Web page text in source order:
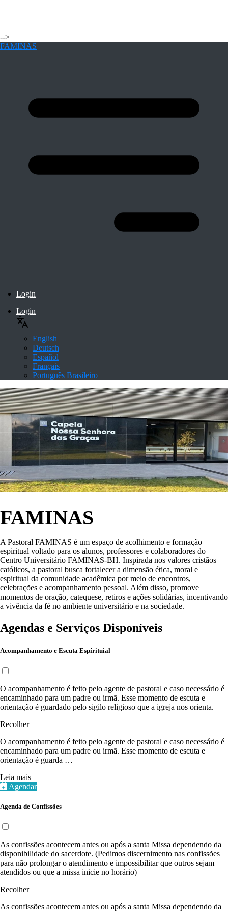
-->
FAMINAS
Login
Login
English
Deutsch
Español
Français
Português Brasileiro
FAMINAS
A Pastoral FAMINAS é um espaço de acolhimento e formação
espiritual voltado para os alunos, professores e colaboradores do
Centro Universitário FAMINAS-BH. Inspirada nos valores cristãos
católicos, a pastoral busca fortalecer a dimensão ética, moral e
espiritual da comunidade acadêmica por meio de encontros,
celebrações e acompanhamento pessoal. Além disso, promove
momentos de oração, catequese, retiros e ações solidárias, incentivando
a vivência da fé no ambiente universitário e na sociedade.
Agendas e Serviços Disponíveis
Acompanhamento e Escuta Espírituial
O acompanhamento é feito pelo agente de pastoral e caso necessário é
encaminhado para um padre ou irmã. Esse momento de escuta e
orientação é guardado pelo sigilo religioso que a igreja nos orienta.
Recolher
O acompanhamento é feito pelo agente de pastoral e caso necessário é
encaminhado para um padre ou irmã. Esse momento de escuta e
orientação é guarda …
Leia mais
Agendar
Agenda de Confissões
As confissões acontecem antes ou após a santa Missa dependendo da
disponibilidade do sacerdote. (Pedimos discernimento nas confissões
para não prolongar o atendimento e impossibilitar que outros sejam
atendidos ou que a missa inicie no horário)
Recolher
As confissões acontecem antes ou após a santa Missa dependendo da